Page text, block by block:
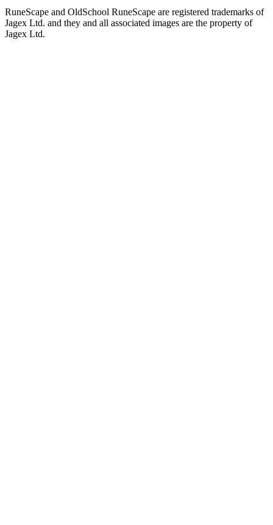
RuneScape and OldSchool RuneScape are registered trademarks of
Jagex Ltd. and they and all associated images are the property of
Jagex Ltd.